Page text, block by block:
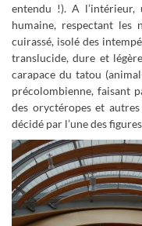
entendu !). A
humaine, respectant les
cuirassé, isolé des
translucide, dure et
carapace du tatou
précolombienne, faisant
des oryctéropes et
décidé par l’une des